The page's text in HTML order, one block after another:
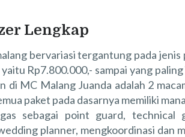
Lengkap
bervariasi tergantung pada jenis
Rp7.800.000,- sampai yang
di MC Malang Juanda adalah 2
paket pada dasarnya memiliki
sebagai point guard, technical
planner, mengkoordinasi dan